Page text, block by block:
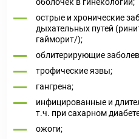
острые и хронические
дыхательных путей
гайморит/);
облитерирующие
трофические язвы;
гангрена;
инфицированные и
т.ч. при сахарном
ожоги;